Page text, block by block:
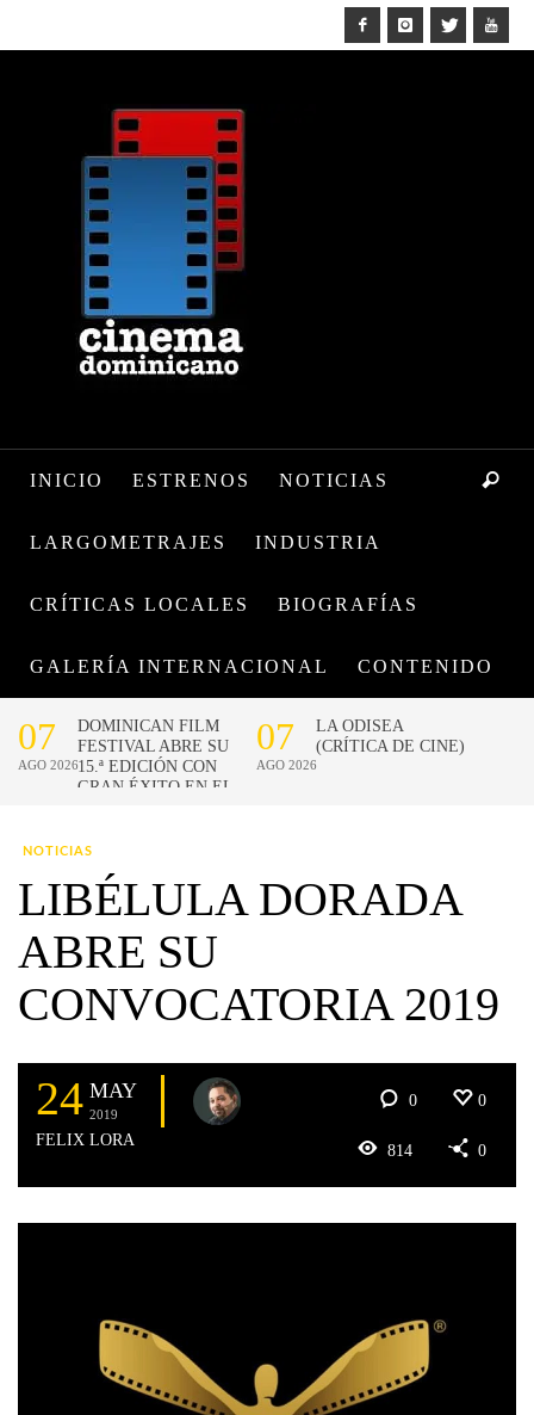
INICIO ESTRENOS NOTICIAS
LARGOMETRAJES INDUSTRIA
CRÍTICAS LOCALES BIOGRAFÍAS
GALERÍA INTERNACIONAL CONTENIDO
NOTICIAS
LIBÉLULA DORADA
ABRE SU
CONVOCATORIA 2019
24 MAY
2019
FELIX LORA
0 0
814 0